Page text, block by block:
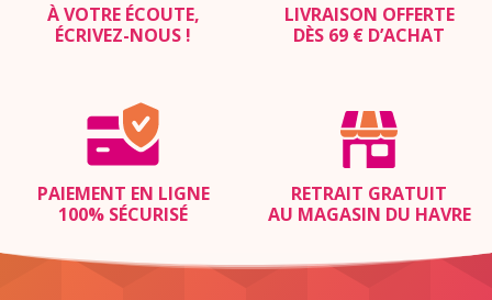
À VOTRE ÉCOUTE,
ÉCRIVEZ-NOUS !
LIVRAISON OFFERTE
DÈS 69 € D’ACHAT
PAIEMENT EN LIGNE
100% SÉCURISÉ
RETRAIT GRATUIT
AU MAGASIN DU HAVRE